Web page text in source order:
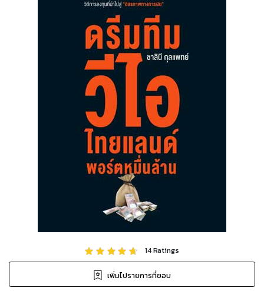
14Ratings
เพิ่มไปรายการที่ชอบ